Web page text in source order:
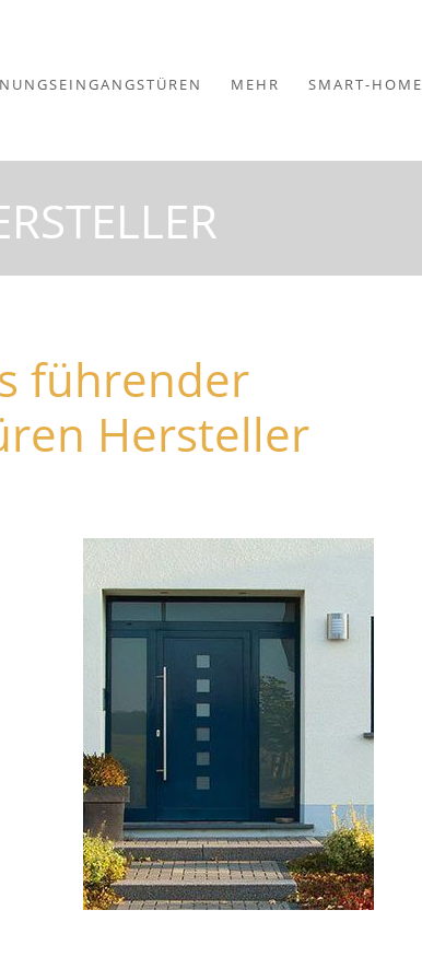
MEHR SMART-HOME
führender
Hersteller